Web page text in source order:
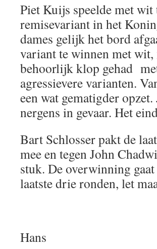
Piet Kuijs speelde met wit
remisevariant in het
dames gelijk het bord
variant te winnen met wit,
behoorlijk klop gehad
agressievere varianten.
een wat gematigder
nergens in gevaar. Het
Bart Schlosser pakt de
mee en tegen John
stuk. De overwinning
laatste drie ronden, let
Hans